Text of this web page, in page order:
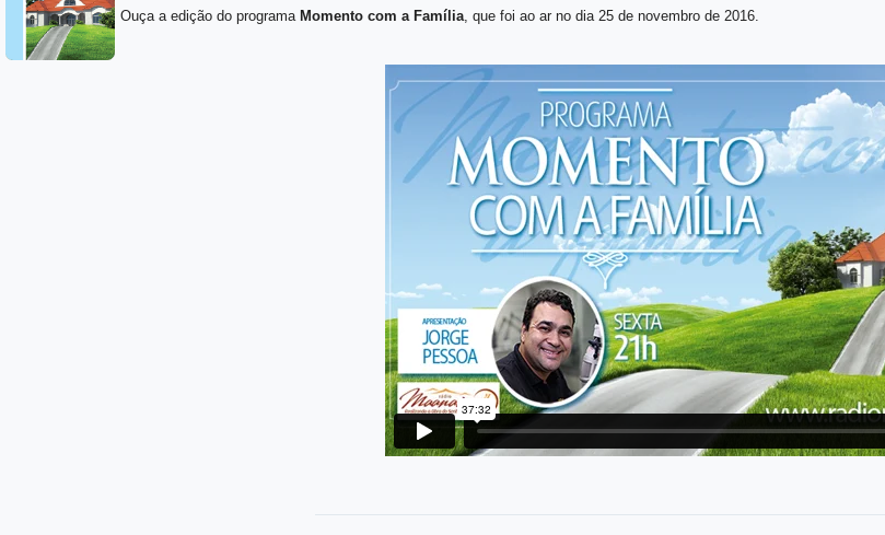
Ouça a edição do programa Momento com a Família, que foi ao ar no dia 25 de novembro de 2016.